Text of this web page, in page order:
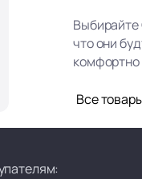
Выбирайте
что они
комфортно
Все